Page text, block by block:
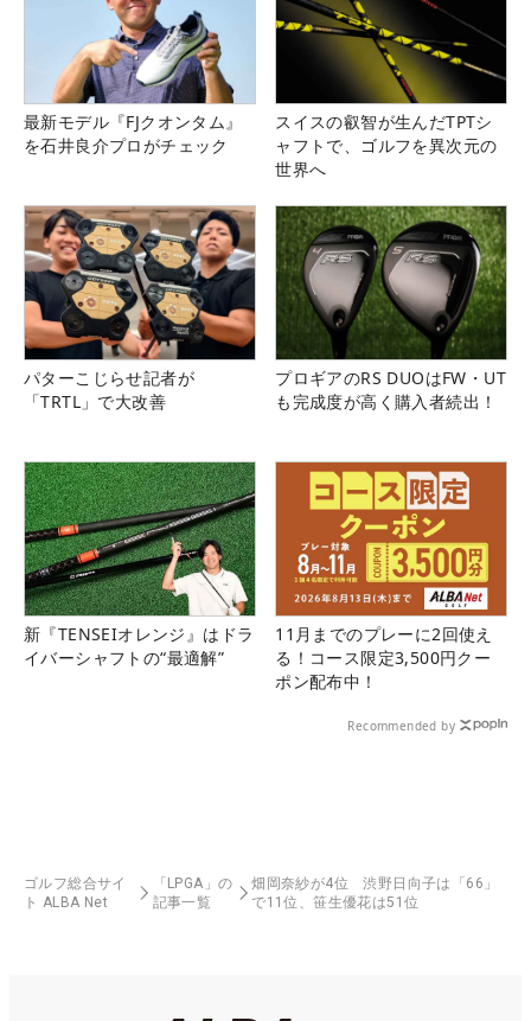
最新モデル『FJクオンタム』
を石井良介プロがチェック
スイスの叡智が生んだTPTシ
ャフトで、ゴルフを異次元の
世界へ
パターこじらせ記者が
「TRTL」で大改善
プロギアのRS DUOはFW・UT
も完成度が高く購入者続出！
新『TENSEIオレンジ』はドラ
イバーシャフトの“最適解”
11月までのプレーに2回使え
る！コース限定3,500円クー
ポン配布中！
Recommended by
ゴルフ総合サイ
ト ALBA Net
「LPGA」の
記事一覧
畑岡奈紗が4位 渋野日向子は「66」
で11位、笹生優花は51位